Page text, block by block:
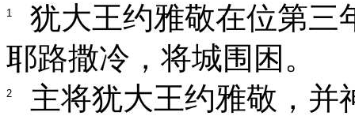
1
犹大王约雅敬在位第三
耶路撒冷，将城围困。
2
主将犹大王约雅敬，并